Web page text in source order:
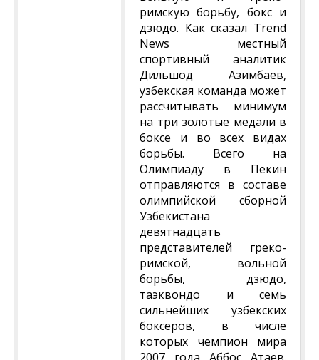
римскую борьбу, бокс и
дзюдо. Как сказал Trend
News местный
спортивный аналитик
Дильшод Азимбаев,
узбекская команда может
рассчитывать минимум
на три золотые медали в
боксе и во всех видах
борьбы. Всего на
Олимпиаду в Пекин
отправляются в составе
олимпийской сборной
Узбекистана
девятнадцать
представителей греко-
римской, вольной
борьбы, дзюдо,
таэквондо и семь
сильнейших узбекских
боксеров, в числе
которых чемпион мира